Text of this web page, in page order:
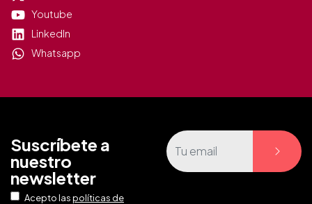
Youtube
LinkedIn
Whatsapp
Suscríbete a
nuestro
newsletter
Acepto laspolíticas de